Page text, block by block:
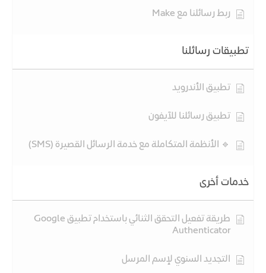
ربط رسائلنا مع Make
تطبيقات رسائلنا
تطبيق الأندرويد
تطبيق رسائلنا للآيفون
🔹 الأنظمة المتكاملة مع خدمة الرسائل القصيرة (SMS)
خدمات أخرى
طريقة تفعيل التحقق الثنائي باستخدام تطبيق Google
Authenticator
التجديد السنوي لإسم المرسل